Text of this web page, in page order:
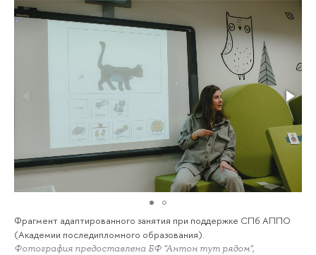
Фрагмент адаптированного занятия при поддержке СПб АППО
(Академии последипломного образования).
Фотография предоставлена БФ "Антон тут рядом",